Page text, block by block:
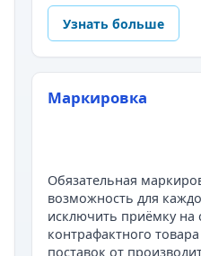
Узнать больше
Маркировка
Обязательная
возможность для
исключить приёмку на
контрафактного
поставок от